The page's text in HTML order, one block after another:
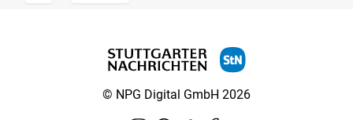
© NPG Digital GmbH 2026